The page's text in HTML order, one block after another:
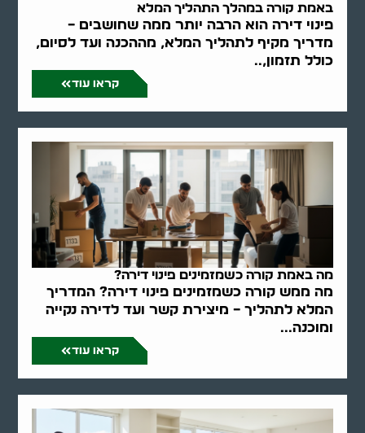
באמת קורה במהלך התהליך המלא
פינוי דירה הוא הרבה יותר ממה שחושבים –
מדריך מקיף לתהליך המלא, מההכנה ועד לסיום,
כולל תזמון,..
קראו עוד
מה באמת קורה כשמזמינים פינוי דירה?
מה ממש קורה כשמזמינים פינוי דירה? המדריך
המלא לתהליך – מיצירת קשר ועד לדירה נקייה
ומוכנה...
קראו עוד